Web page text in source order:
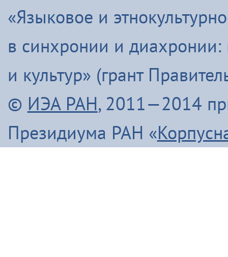
«Языковое и
в синхронии и диахронии:
и культур» (грант
© ИЭА РАН, 2011—2014
Президиума РАН «